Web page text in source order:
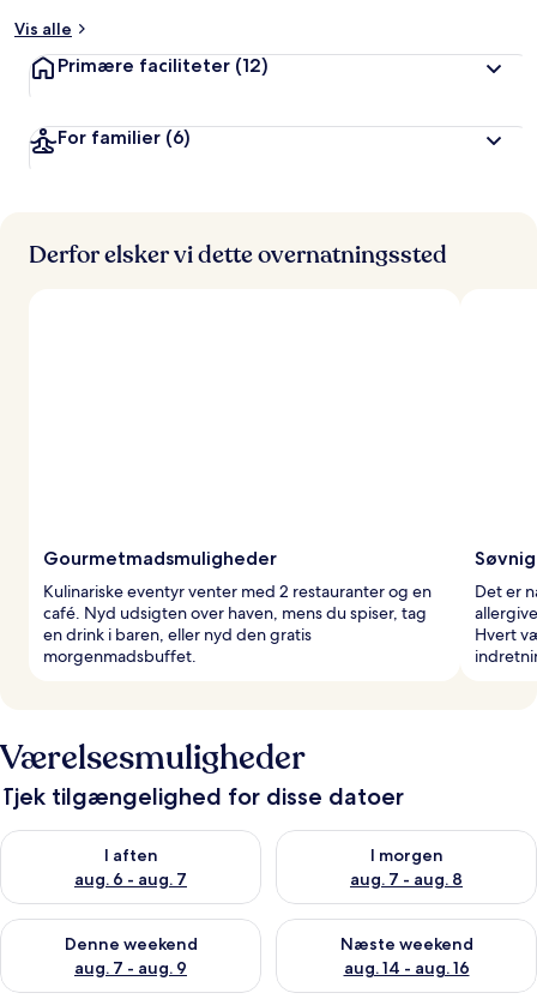
Vis alle
Primære faciliteter (12)
For familier (6)
Derfor elsker vi dette overnatningssted
Gourmetmadsmuligheder
Kulinariske eventyr venter med 2 restauranter og en
café. Nyd udsigten over haven, mens du spiser, tag
en drink i baren, eller nyd den gratis
morgenmadsbuffet.
Det er
Hvert
Værelsesmuligheder
Tjek tilgængelighed for disse datoer
I aften
aug. 6 - aug. 7
Tjek tilgængelighed for i aften aug. 6 - aug. 7
I morgen
aug. 7 - aug. 8
Tjek tilgængelighed for i
Denne weekend
aug. 7 - aug. 9
Tjek tilgængelighed for denne weekend aug. 7 - aug. 9
Næste weekend
aug. 14 - aug. 16
Tjek tilgængelighed for næste